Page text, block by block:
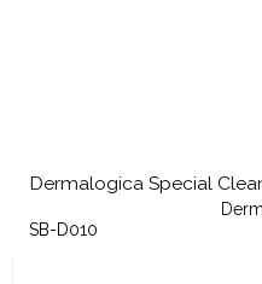
Dermalogica Special
SB-D010